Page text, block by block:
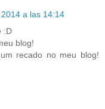
a las 14:14
:D
blog!
recado no meu blog!